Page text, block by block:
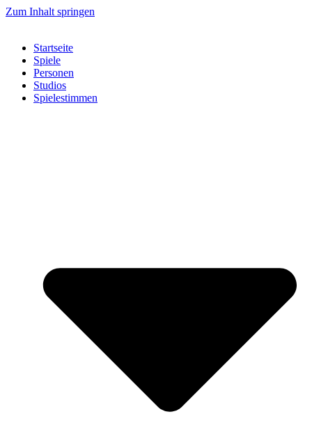
Zum Inhalt springen
Startseite
Spiele
Personen
Studios
Spielestimmen